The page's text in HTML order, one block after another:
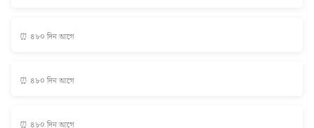
⏰ ৪৮০ দিন আগে
⏰ ৪৮০ দিন আগে
⏰ ৪৮০ দিন আগে